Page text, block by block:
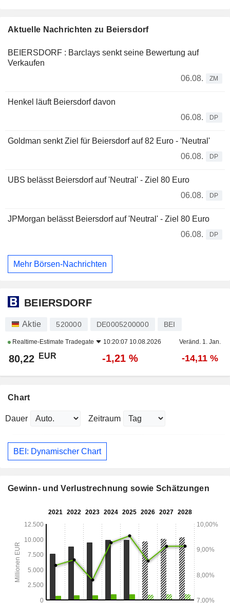
Aktuelle Nachrichten zu Beiersdorf
BEIERSDORF : Barclays senkt seine Bewertung auf
Verkaufen
06.08.
ZM
Henkel läuft Beiersdorf davon
06.08.
DP
Goldman senkt Ziel für Beiersdorf auf 82 Euro - 'Neutral'
06.08.
DP
UBS belässt Beiersdorf auf 'Neutral' - Ziel 80 Euro
06.08.
DP
JPMorgan belässt Beiersdorf auf 'Neutral' - Ziel 80 Euro
06.08.
DP
Mehr Börsen-Nachrichten
BEIERSDORF
Aktie 520000 DE0005200000 BEI
Realtime-Estimate Tradegate 10:20:07 10.08.2026 Veränd. 1. Jan.
80,22 EUR -1,21 % -14,11 %
Chart
Dauer Zeitraum
BEI: Dynamischer Chart
Gewinn- und Verlustrechnung sowie Schätzungen